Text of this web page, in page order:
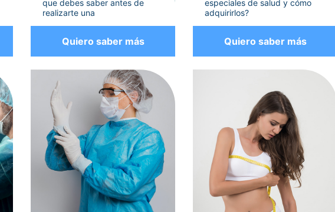
que debes saber antes de
realizarte una
Quiero saber más
especiales de salud y cómo
adquirirlos?
Quiero saber más